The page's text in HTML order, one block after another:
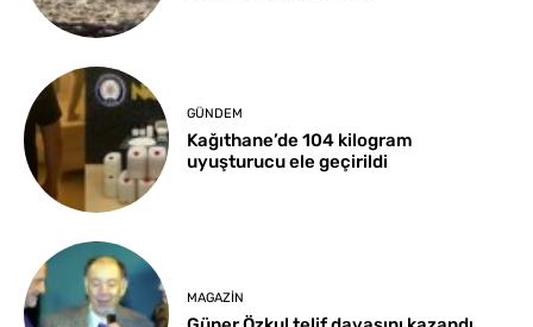
GÜNDEM
Kağıthane’de 104 kilogram
uyuşturucu ele geçirildi
MAGAZIN